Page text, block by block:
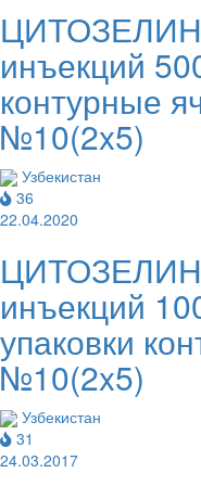
ЦИТОЗЕЛИН
инъекций
контурные
№10(2x5)
Узбекистан
36
22.04.2020
ЦИТОЗЕЛИН
инъекций
упаковки
№10(2x5)
Узбекистан
31
24.03.2017